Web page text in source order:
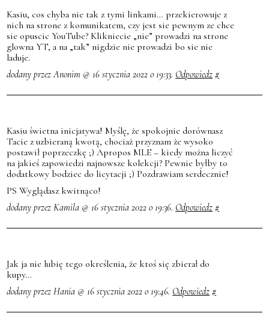
Kasiu, cos chyba nie tak z tymi linkami… przekierowuje z
nich na strone z komunikatem, czy jest sie pewnym ze chce
sie opuscic YouTube? Klikniecie „nie” prowadzi na strone
glowna YT, a na „tak” nigdzie nie prowadzi bo sie nie
laduje.
dodany przez Anonim @ 16 stycznia 2022 o 19:33. Odpowiedz #
Kasiu świetna inicjatywa! Myślę, że spokojnie dorównasz
Tacie z uzbieraną kwotą, chociaż przyznam że wysoko
postawił poprzeczkę ;) Apropos MLE – kiedy można liczyć
na jakieś zapowiedzi najnowsze kolekcji? Pewnie byłby to
dodatkowy bodziec do licytacji ;) Pozdrawiam serdecznie!
PS Wyglądasz kwitnąco!
dodany przez Kamila @ 16 stycznia 2022 o 19:36. Odpowiedz #
Jak ja nie lubię tego określenia, że ktoś się zbierał do
kupy…
dodany przez Hania @ 16 stycznia 2022 o 19:46. Odpowiedz #